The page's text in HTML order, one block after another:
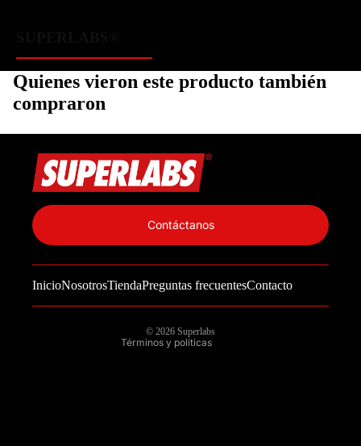
Quienes vieron este producto también
compraron
InicioNosotrosTiendaPreguntas frecuentesContacto
Contáctanos
© 2026 Superlabs
Términos y políticas
Información de contacto
Política de reembolso
Términos del servicio
Política de envío